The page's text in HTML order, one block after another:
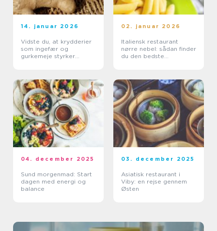
14. januar 2026
Vidste du, at krydderier
som ingefær og
gurkemeje styrker
02. januar 2026
Italiensk restaurant
nørre nebel: sådan finder
du den bedste
04. december 2025
Sund morgenmad: Start
dagen med energi og
balance
03. december 2025
Asiatisk restaurant i
Viby: en rejse gennem
Østen